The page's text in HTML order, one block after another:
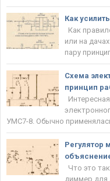
Как
Как
или на
пару
Схема
принцип
УМС7-8. Обычно
Регулятор
Что это
диммер для